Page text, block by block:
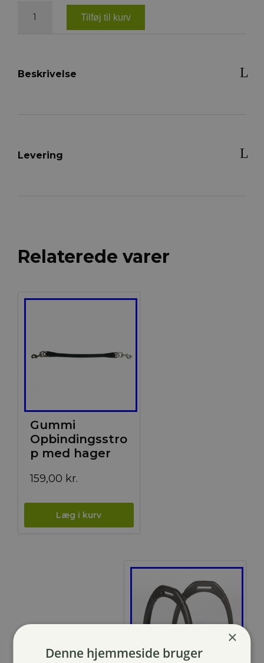
Tilføj til kurv
Beskrivelse
Levering
Relaterede varer
Gummi
Opbindingsstro
p med hager
159,00 kr.
×
Denne hjemmeside bruger